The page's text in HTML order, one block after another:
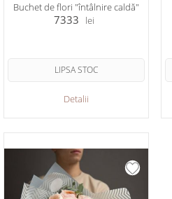
Buchet de flori "întâlnire caldă"
7333 lei
Detalii
LIPSA STOC